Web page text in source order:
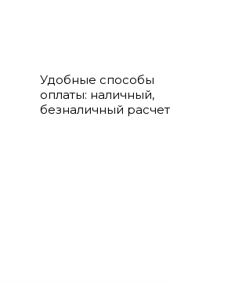
Удобные способы
оплаты: наличный,
безналичный расчет